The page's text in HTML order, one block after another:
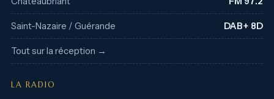
Saint-Nazaire / Guérande DAB+ 8D
Tout sur la réception →
LA RADIO